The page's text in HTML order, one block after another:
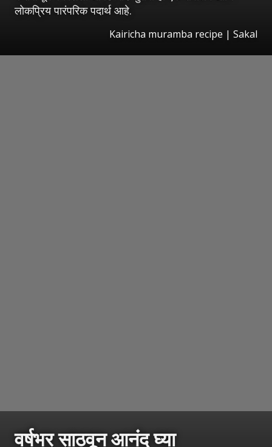
लोकप्रिय पारंपरिक पदार्थ आहे.
Kairicha muramba recipe | Sakal
वर्षभर साठवून आनंद घ्या